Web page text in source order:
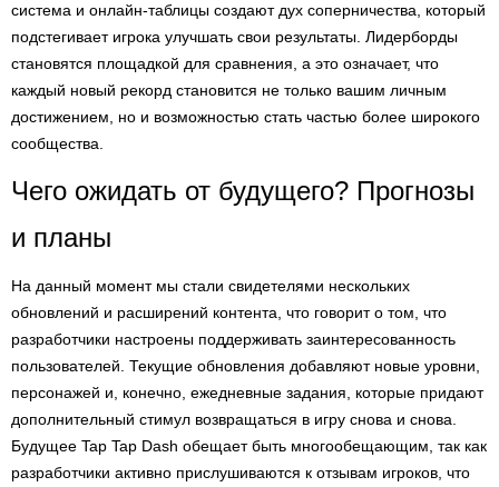
система и онлайн-таблицы создают дух соперничества, который
подстегивает игрока улучшать свои результаты. Лидерборды
становятся площадкой для сравнения, а это означает, что
каждый новый рекорд становится не только вашим личным
достижением, но и возможностью стать частью более широкого
сообщества.
Чего ожидать от будущего? Прогнозы
и планы
На данный момент мы стали свидетелями нескольких
обновлений и расширений контента, что говорит о том, что
разработчики настроены поддерживать заинтересованность
пользователей. Текущие обновления добавляют новые уровни,
персонажей и, конечно, ежедневные задания, которые придают
дополнительный стимул возвращаться в игру снова и снова.
Будущее Tap Tap Dash обещает быть многообещающим, так как
разработчики активно прислушиваются к отзывам игроков, что